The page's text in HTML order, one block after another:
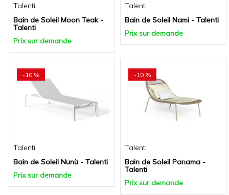
Talenti
Bain de Soleil Moon Teak -
Talenti
Prix sur demande
Talenti
Bain de Soleil Nami - Talenti
Prix sur demande
-10 %
Talenti
Bain de Soleil Nunù - Talenti
Prix sur demande
-10 %
Talenti
Bain de Soleil Panama -
Talenti
Prix sur demande